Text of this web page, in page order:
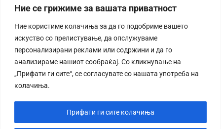
Ние се грижиме за вашата приватност
Ние користиме колачиња за да го подобриме вашето
искуство со прелистување, да опслужуваме
персонализирани реклами или содржини и да го
анализираме нашиот сообраќај. Со кликнување на
„Прифати ги сите“, се согласувате со нашата употреба на
колачиња.
Прифати ги сите колачиња